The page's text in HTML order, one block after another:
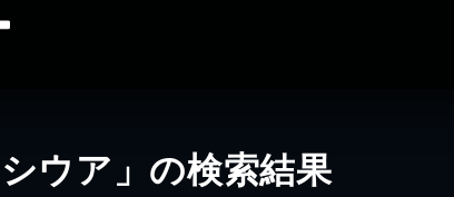
ウア」の検索結果